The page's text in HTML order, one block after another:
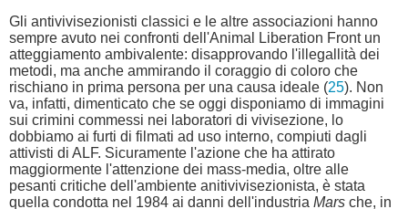
Gli antivivisezionisti classici e le altre associazioni hanno
sempre avuto nei confronti dell'Animal Liberation Front un
atteggiamento ambivalente: disapprovando l'illegallità dei
metodi, ma anche ammirando il coraggio di coloro che
rischiano in prima persona per una causa ideale (25). Non
va, infatti, dimenticato che se oggi disponiamo di immagini
sui crimini commessi nei laboratori di vivisezione, lo
dobbiamo ai furti di filmati ad uso interno, compiuti dagli
attivisti di ALF. Sicuramente l'azione che ha attirato
maggiormente l'attenzione dei mass-media, oltre alle
pesanti critiche dell'ambiente anitivivisezionista, è stata
quella condotta nel 1984 ai danni dell'industria Mars che, in